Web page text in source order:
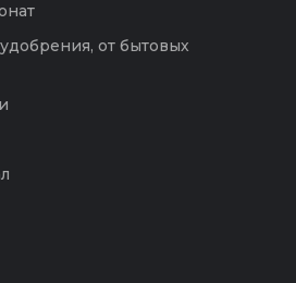
от бытовых